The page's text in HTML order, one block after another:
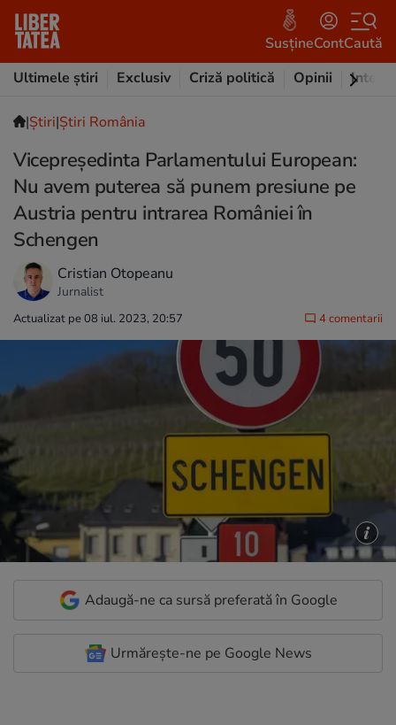
SusțineContCaută
Ultimele știri
Exclusiv Criză politică Opinii
|Ştiri|Știri România
Vicepreşedinta Parlamentului European:
Nu avem puterea să punem presiune pe
Austria pentru intrarea României în
Schengen
Cristian Otopeanu
Jurnalist
Actualizat pe 08 iul. 2023, 20:57 4 comentarii
Adaugă-ne ca sursă preferată în Google
Urmărește-ne pe Google News